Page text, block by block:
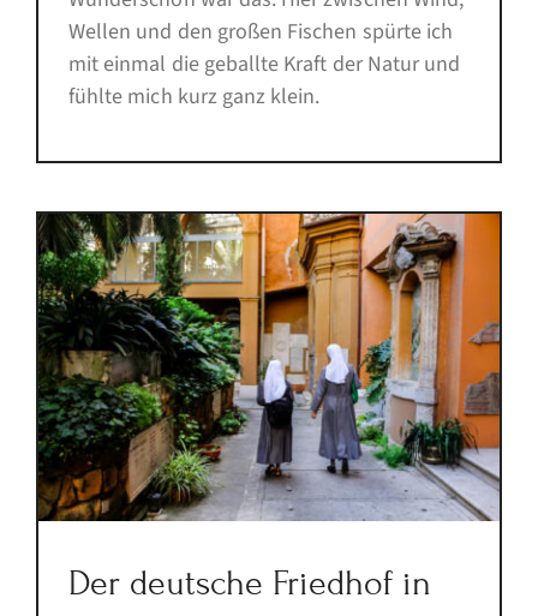
Wellen und den großen Fischen spürte ich
mit einmal die geballte Kraft der Natur und
fühlte mich kurz ganz klein.
Der deutsche Friedhof in